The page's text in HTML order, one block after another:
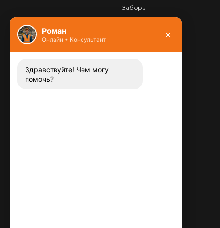
Заборы
Контакты
Заказать звонок
Роман
Онлайн • Консультант ×
Здравствуйте! Чем могу
помочь?